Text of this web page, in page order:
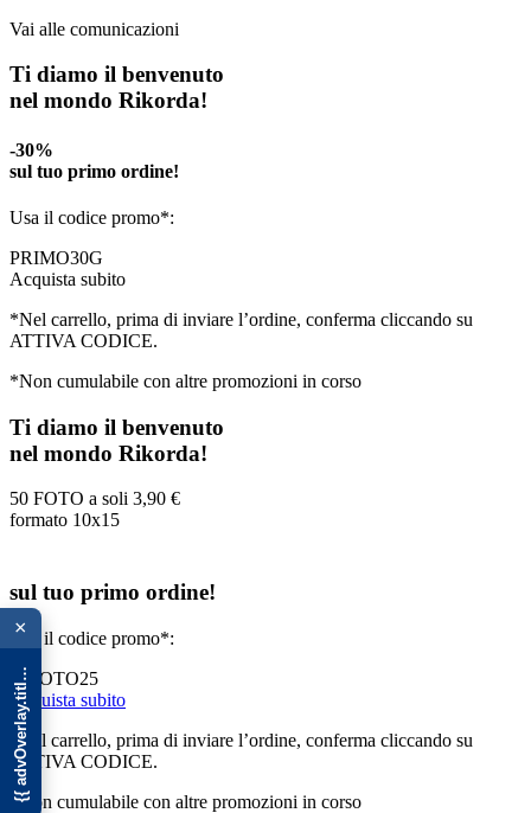
Vai alle comunicazioni
Ti diamo il benvenuto
nel mondo Rikorda!
-30%
sul tuo primo ordine!
Usa il codice promo*:
PRIMO30G
Acquista subito
*Nel carrello, prima di inviare l’ordine, conferma cliccando su
ATTIVA CODICE.
*Non cumulabile con altre promozioni in corso
Ti diamo il benvenuto
nel mondo Rikorda!
50 FOTO a soli 3,90 €
formato 10x15
sul tuo primo ordine!
Usa il codice promo*:
50FOTO25
Acquista subito
*Nel carrello, prima di inviare l’ordine, conferma cliccando su
ATTIVA CODICE.
*Non cumulabile con altre promozioni in corso
×
{{ advOverlay.title || 'Promo' }}